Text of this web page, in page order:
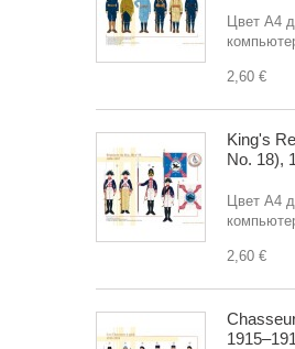
Цвет A4
2,60 €
King's
No. 18),
Цвет A4
2,60 €